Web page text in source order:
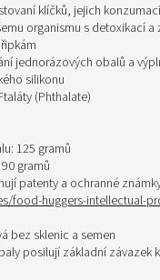
klíčků, jejich
organismu s detoxikací
jednorázových obalů a
silikonu
(Phthalate)
125 gramů
gramů
patenty a ochranné
food-huggers-intellectual-
bez sklenic a semen
posilují základní závazek